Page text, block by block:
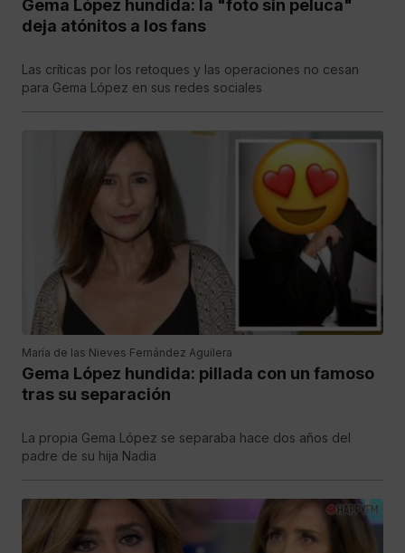
Gema López hundida: la "foto sin peluca"
deja atónitos a los fans
Las críticas por los retoques y las operaciones no cesan
para Gema López en sus redes sociales
María de las Nieves Fernández Aguilera
Gema López hundida: pillada con un famoso
tras su separación
La propia Gema López se separaba hace dos años del
padre de su hija Nadia